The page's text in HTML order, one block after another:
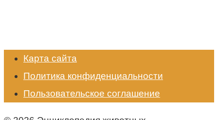
Карта сайта
Политика конфиденциальности
Пользовательское соглашение